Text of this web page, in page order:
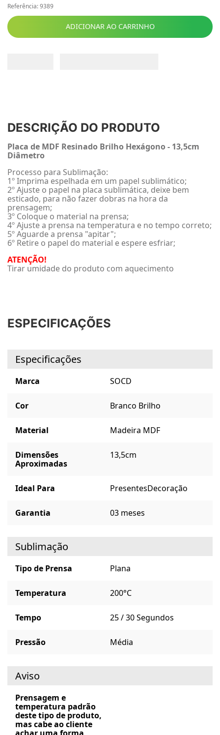
Referência:9389
ADICIONAR AO CARRINHO
DESCRIÇÃO DO PRODUTO
Placa de MDF Resinado Brilho Hexágono - 13,5cm
Diâmetro
Processo para Sublimação:
1º Imprima espelhada em um papel sublimático;
2º Ajuste o papel na placa sublimática, deixe bem
esticado, para não fazer dobras na hora da
prensagem;
3º Coloque o material na prensa;
4º Ajuste a prensa na temperatura e no tempo correto;
5º Aguarde a prensa "apitar";
6º Retire o papel do material e espere esfriar;
ATENÇÃO!
Tirar umidade do produto com aquecimento
ESPECIFICAÇÕES
Especificações
Marca SOCD
Cor Branco Brilho
Material Madeira MDF
Dimensões
Aproximadas
13,5cm
Ideal Para PresentesDecoração
Garantia 03 meses
Sublimação
Tipo de Prensa Plana
Temperatura 200°C
Tempo 25 / 30 Segundos
Pressão Média
Aviso
Prensagem e
temperatura padrão
deste tipo de produto,
mas cabe ao cliente
achar uma forma